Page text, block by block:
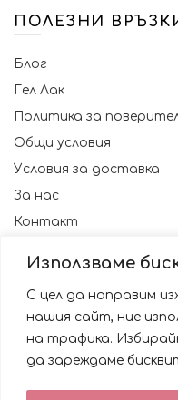
Използваме
С цел да направим
нашия сайт, ние
на трафика.
да зареждаме
ПОЛЕЗНИ
Блог
Гел Лак
Политика за
Общи условия
Условия за доставка
За нас
Контакт
Използваме